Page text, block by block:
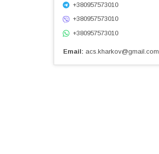
+380957573010
+380957573010
+380957573010
Email acs.kharkov@gmail.com